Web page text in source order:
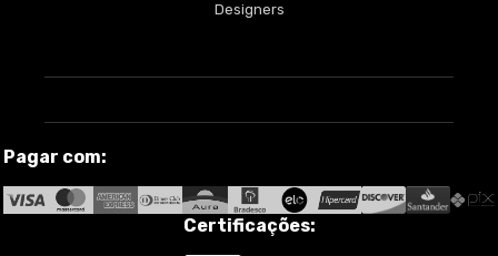
Designers
Pagar com:
Certificações: